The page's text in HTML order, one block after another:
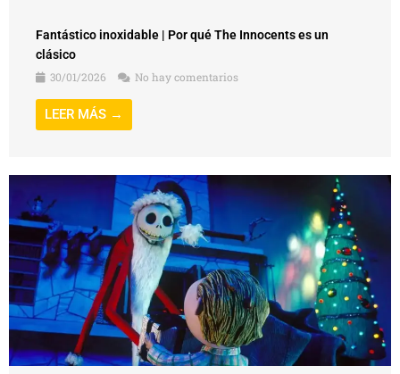
Fantástico inoxidable | Por qué The Innocents es un
clásico
30/01/2026
No hay comentarios
LEER MÁS →